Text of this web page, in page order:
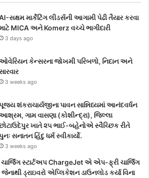
સક્ષમ માર્કેટિંગ લીડર્સની આગામી પેઢી તૈયાર કરવા
MICA અને Komerz વચ્ચે ભાગીદારી
3 days ago
કેન્સરના જોખમી પરિબળો, નિદાન અને
3 weeks ago
શંકરાચાર્યજીના પાવન સાન્નિધ્યમાં આનંદવર્ધન
ગામ વાસણા (કોશીન્દ્રા), જિલ્લા
ખાતે ૨૫ ભાઈ-બહેનોએ સ્વૈચ્છિક રીતે
સનાતન હિંદુ ધર્મ સ્વીકાર્યો.
3 weeks ago
સ્ટાર્ટઅપ ChargeJet એ એપ-ફ્રી ચાર્જિંગ
ડ્રાઇવરો એપ્લિકેશન ડાઉનલોડ કર્યા વિના